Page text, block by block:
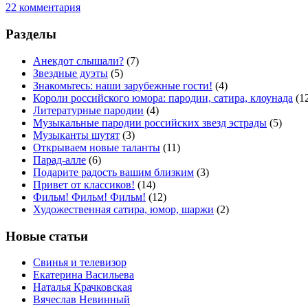
22 комментария
Разделы
Анекдот слышали? (7)
Звездные дуэты (5)
Знакомьтесь: наши зарубежные гости! (4)
Короли российского юмора: пародии, сатира, клоунада
Литературные пародии (4)
Музыкальные пародии российских звезд эстрады (5)
Музыканты шутят (3)
Открываем новые таланты (11)
Парад-алле (6)
Подарите радость вашим близким (3)
Привет от классиков! (14)
Фильм! Фильм! Фильм! (12)
Художественная сатира, юмор, шаржи (2)
Новые статьи
Свинья и телевизор
Екатерина Васильева
Наталья Крачковская
Вячеслав Невинный